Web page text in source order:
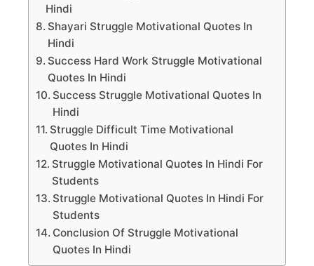
Hindi
Shayari Struggle Motivational Quotes In
Hindi
Success Hard Work Struggle Motivational
Quotes In Hindi
Success Struggle Motivational Quotes In
Hindi
Struggle Difficult Time Motivational
Quotes In Hindi
Struggle Motivational Quotes In Hindi For
Students
Struggle Motivational Quotes In Hindi For
Students
Conclusion Of Struggle Motivational
Quotes In Hindi